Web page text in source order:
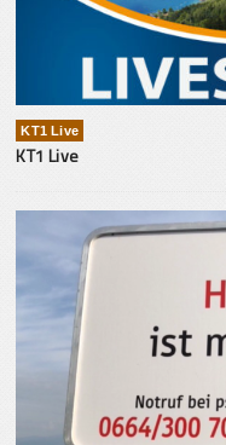
KT1 Live
KT1 Live